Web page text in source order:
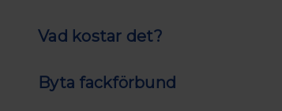
Vad kostar det?
Byta fackförbund